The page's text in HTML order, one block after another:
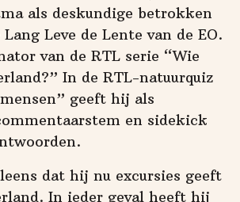
als deskundige betrokken
Leve de Lente van de EO.
van de RTL serie “Wie
In de RTL-natuurquiz
geeft hij als
en sidekick
dat hij nu excursies geeft
In ieder geval heeft hij